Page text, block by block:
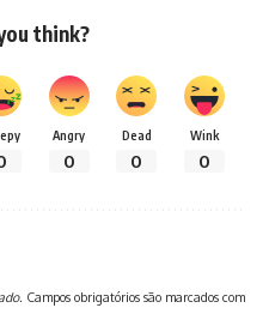
think?
Angry
0
Dead
0
Wink
0
Campos obrigatórios são marcados com